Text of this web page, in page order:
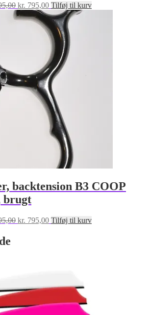
Den
oprindelige
pris
kr. 1.295,00.
kr. 795,00Den
aktuelle
pris
er:
kr. 795,00.
Tilføj til kurv
backtension B3 COOP
brugt
Den
kr. 795,00Den
Tilføj til kurv